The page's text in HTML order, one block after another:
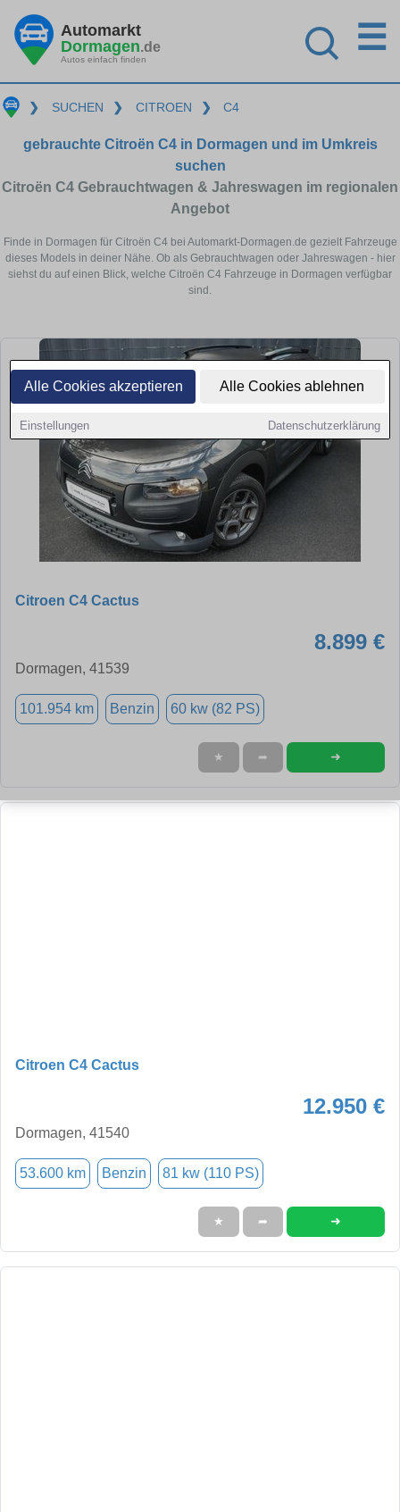
Alle Cookies akzeptieren Alle Cookies ablehnen
Einstellungen Datenschutzerklärung
Automarkt
Dormagen.de
Autos einfach finden
☰
❯ SUCHEN ❯ CITROEN ❯ C4
gebrauchte Citroën C4 in Dormagen und im Umkreis
suchen
Citroën C4 Gebrauchtwagen & Jahreswagen im regionalen
Angebot
Finde in Dormagen für Citroën C4 bei Automarkt-Dormagen.de gezielt Fahrzeuge
dieses Models in deiner Nähe. Ob als Gebrauchtwagen oder Jahreswagen - hier
siehst du auf einen Blick, welche Citroën C4 Fahrzeuge in Dormagen verfügbar
sind.
Citroen C4 Cactus
8.899 €
Dormagen, 41539
101.954 km Benzin 60 kw (82 PS)
★ ➦ ➜
Citroen C4 Cactus
12.950 €
Dormagen, 41540
53.600 km Benzin 81 kw (110 PS)
★ ➦ ➜